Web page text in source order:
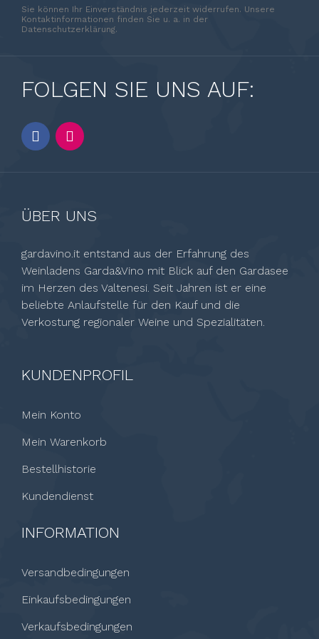
Sie können Ihr Einverständnis jederzeit widerrufen. Unsere
Kontaktinformationen finden Sie u. a. in der
Datenschutzerklärung.
FOLGEN SIE UNS AUF:
ÜBER UNS
gardavino.it entstand aus der Erfahrung des
Weinladens Garda&Vino mit Blick auf den Gardasee
im Herzen des Valtenesi. Seit Jahren ist er eine
beliebte Anlaufstelle für den Kauf und die
Verkostung regionaler Weine und Spezialitäten.
KUNDENPROFIL
Mein Konto
Mein Warenkorb
Bestellhistorie
Kundendienst
INFORMATION
Versandbedingungen
Einkaufsbedingungen
Verkaufsbedingungen